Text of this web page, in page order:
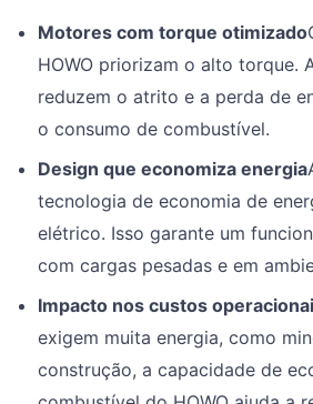
Motores com torque otimizado
HOWO priorizam o alto torque.
reduzem o atrito e a perda de
o consumo de combustível.
Design que economiza energia
tecnologia de economia de
elétrico. Isso garante um
com cargas pesadas e em
Impacto nos custos
exigem muita energia, como
construção, a capacidade de